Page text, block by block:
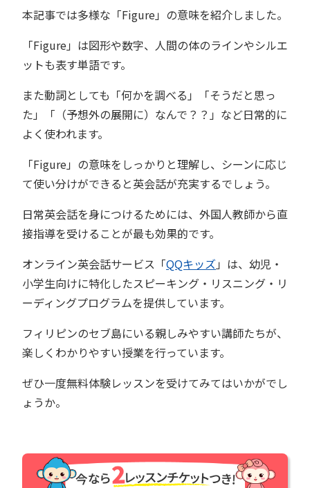
本記事では多様な「Figure」の意味を紹介しました。
「Figure」は図形や数字、人間の体のラインやシルエ
ットも表す単語です。
また動詞としても「何かを調べる」「そうだと思っ
た」「（予想外の展開に）なんで？？」など日常的に
よく使われます。
「Figure」の意味をしっかりと理解し、シーンに応じ
て使い分けができると英会話が充実するでしょう。
日常英会話を身につけるためには、外国人教師から直
接指導を受けることが最も効果的です。
オンライン英会話サービス「QQキッズ 」は、幼児・
小学生向けに特化したスピーキング・リスニング・リ
ーディングプログラムを提供しています。
フィリピンのセブ島にいる親しみやすい講師たちが、
楽しくわかりやすい授業を行っています。
ぜひ一度無料体験レッスンを受けてみてはいかがでし
ょうか。